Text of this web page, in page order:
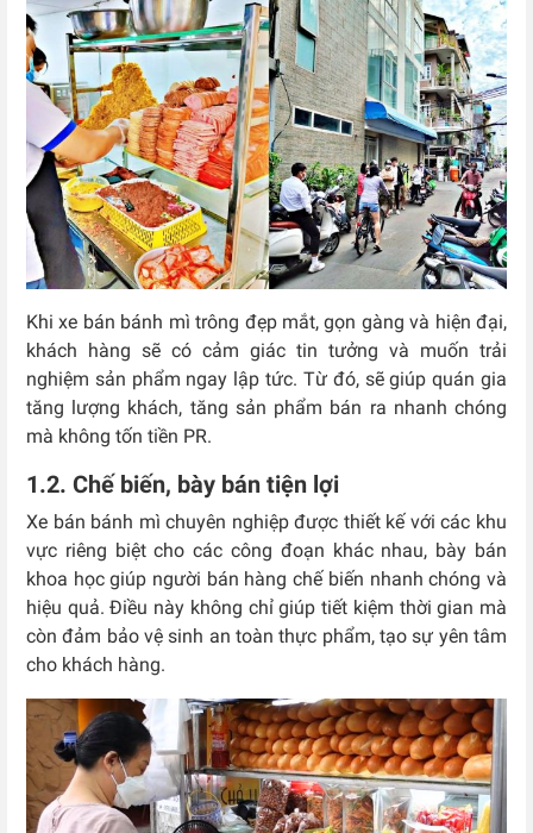
Khi xe bán bánh mì trông đẹp mắt, gọn gàng và hiện đại,
khách hàng sẽ có cảm giác tin tưởng và muốn trải
nghiệm sản phẩm ngay lập tức. Từ đó, sẽ giúp quán gia
tăng lượng khách, tăng sản phẩm bán ra nhanh chóng
mà không tốn tiền PR.
1.2. Chế biến, bày bán tiện lợi
Xe bán bánh mì chuyên nghiệp được thiết kế với các khu
vực riêng biệt cho các công đoạn khác nhau, bày bán
khoa học giúp người bán hàng chế biến nhanh chóng và
hiệu quả. Điều này không chỉ giúp tiết kiệm thời gian mà
còn đảm bảo vệ sinh an toàn thực phẩm, tạo sự yên tâm
cho khách hàng.